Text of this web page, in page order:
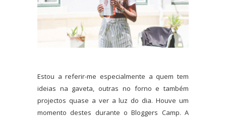
Estou a referir-me especialmente a quem tem
ideias na gaveta, outras no forno e também
projectos quase a ver a luz do dia. Houve um
momento destes durante o Bloggers Camp. A